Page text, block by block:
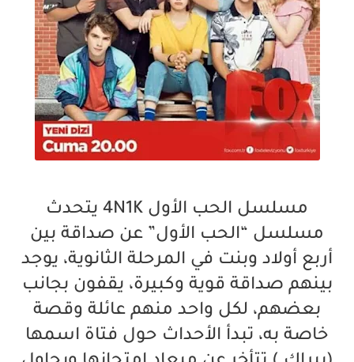
مسلسل الحب الأول 4N1K يتحدث
مسلسل “الحب الأول” عن صداقة بين
أربع أولاد وبنت في المرحلة الثانوية، يوجد
بينهم صداقة قوية وكبيرة، يقفون بجانب
بعضهم، لكل واحد منهم عائلة وقصة
خاصة به، تبدأ الأحداث حول فتاة اسمها